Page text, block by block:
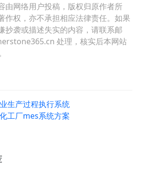
由网络用户投稿，版权归原作者所
作权，亦不承担相应法律责任。如果
抄袭或描述失实的内容，请联系邮
处理，核实后本网站
生产过程执行系统
工厂mes系统方案